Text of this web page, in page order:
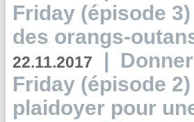
Friday (épisode
des orangs-
22.11.2017 |
Friday (épisode
plaidoyer pour